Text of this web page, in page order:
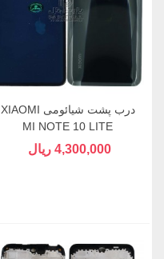
درب پشت شیائومی XIAOMI
MI NOTE 10 LITE
4,300,000 ریال